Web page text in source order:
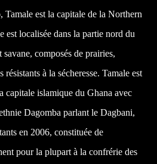
est la capitale de la Northern
est localisée dans la partie nord du
composés de prairies,
résistants à la sécheresse. Tamale est
capitale islamique du Ghana avec
Dagomba parlant le Dagbani,
en 2006, constituée de
pour la plupart à la confrérie des